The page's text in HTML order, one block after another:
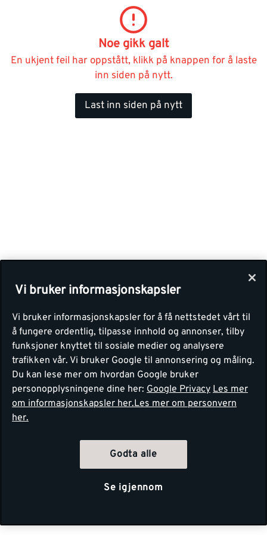
Noe gikk galt
En ukjent feil har oppstått, klikk på knappen for å laste
inn siden på nytt.
Last inn siden på nytt
Vi bruker informasjonskapsler
Vi bruker informasjonskapsler for å få nettstedet vårt til
å fungere ordentlig, tilpasse innhold og annonser, tilby
funksjoner knyttet til sosiale medier og analysere
trafikken vår. Vi bruker Google til annonsering og måling.
Du kan lese mer om hvordan Google bruker
personopplysningene dine her: Google Privacy Les mer
om informasjonskapsler her.Les mer om personvern
her.
Godta alle
Se igjennom